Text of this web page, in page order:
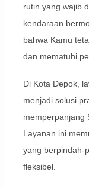
rutin yang wajib
kendaraan
bahwa Kamu
dan mematuhi
Di Kota Depok,
menjadi solusi
memperpanjang
Layanan ini
yang berpindah-
fleksibel.